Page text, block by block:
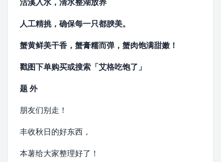
人工精挑，确保每一只都腴美。
蟹黄鲜美干香，蟹膏糯而弹，蟹肉饱满甜嫩！
戳图下单购买或搜索 「艾格吃饱了」
题 外
朋友们别走！
丰收秋日的好东西，
本薯给大家整理好了！